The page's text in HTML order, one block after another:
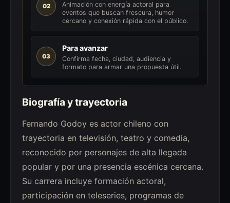
02
Animación con energía actoral para
eventos que buscan frescura, humor
cercano y conexión rápida con el público.
03
Para avanzar
Confirma fecha, ciudad, audiencia y
formato para armar una propuesta útil.
Biografía y trayectoria
Fernando Godoy es actor chileno con
trayectoria en televisión, teatro y comedia,
reconocido por personajes de alta llegada
popular y por una presencia escénica cercana.
Su carrera incluye formación actoral,
participación en teleseries, programas de